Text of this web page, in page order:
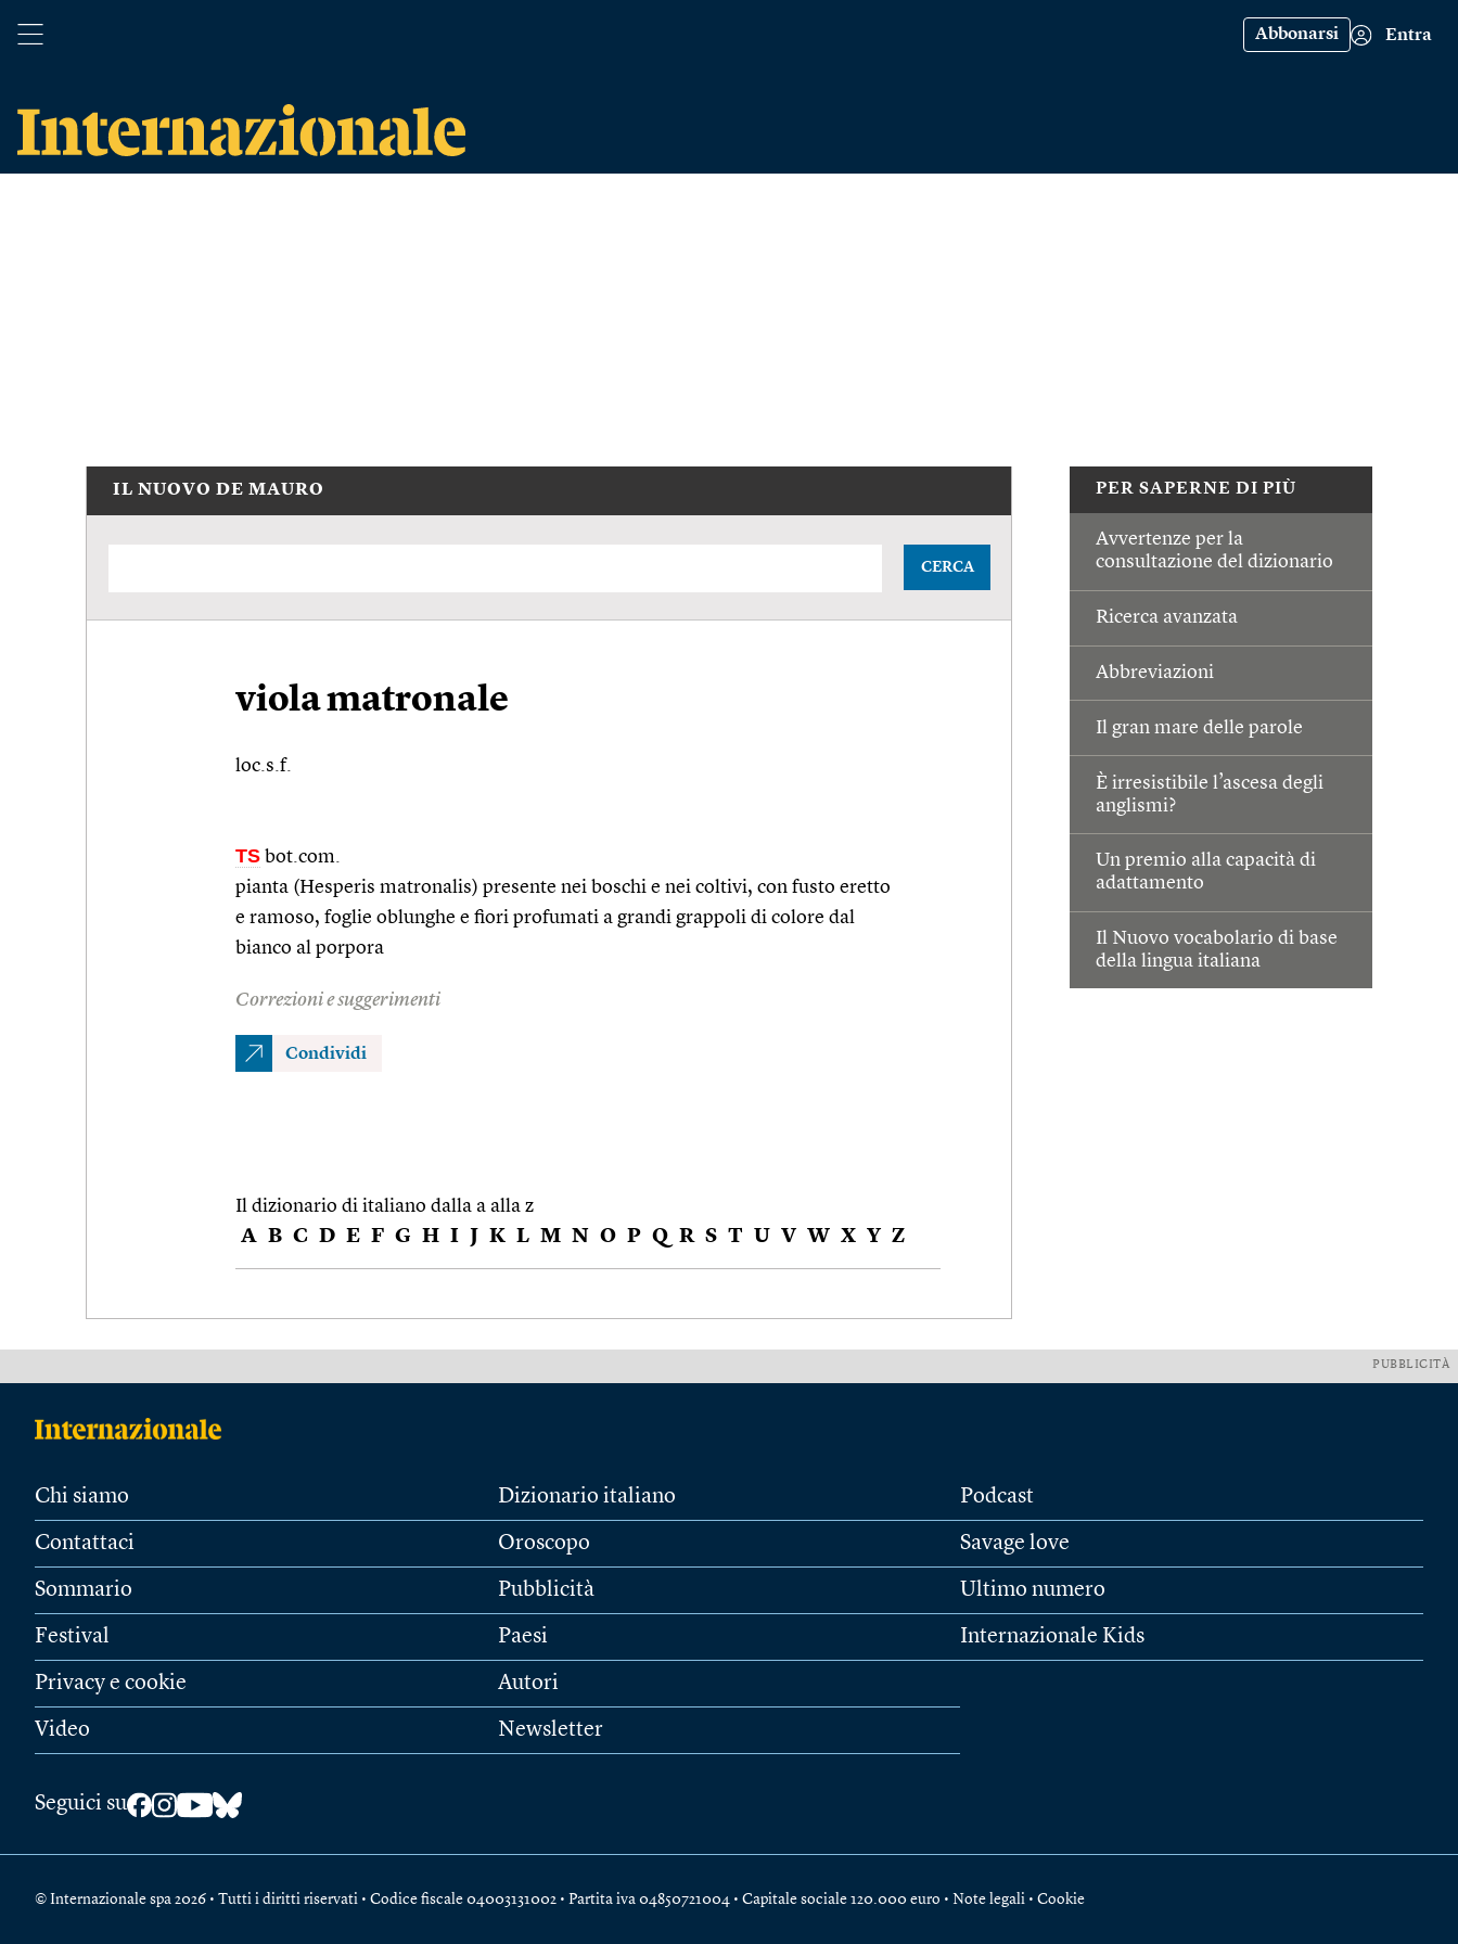
Abbonarsi Entra
PER SAPERNE DI PIÙ
Avvertenze per la
consultazione del dizionario
Ricerca avanzata
Abbreviazioni
Il gran mare delle parole
È irresistibile l’ascesa degli
anglismi?
Un premio alla capacità di
adattamento
Il Nuovo vocabolario di base
della lingua italiana
IL NUOVO DE MAURO
CERCA
viola matronale
loc.s.f.
TS bot.com.
pianta (Hesperis matronalis) presente nei boschi e nei coltivi, con fusto eretto
e ramoso, foglie oblunghe e fiori profumati a grandi grappoli di colore dal
bianco al porpora
Correzioni e suggerimenti
Condividi
Il dizionario di italiano dalla a alla z
A B C D E F G H I J K L M N O P Q R S T U V W X Y Z
PUBBLICITÀ
Chi siamo
Contattaci
Sommario
Festival
Privacy e cookie
Video
Dizionario italiano
Oroscopo
Pubblicità
Paesi
Autori
Newsletter
Podcast
Savage love
Ultimo numero
Internazionale Kids
Seguici su
© Internazionale spa 2026 • Tutti i diritti riservati • Codice fiscale 04003131002 • Partita iva 04850721004 • Capitale sociale 120.000 euro • Note legali • Cookie